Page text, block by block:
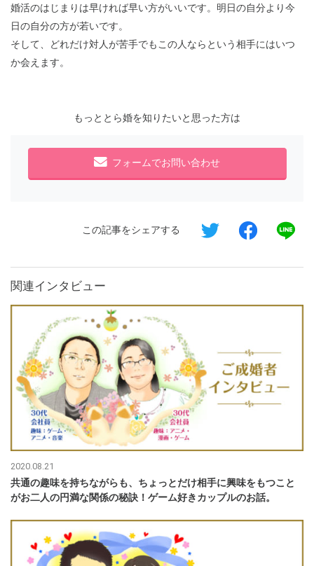
婚活のはじまりは早ければ早い方がいいです。明日の自分より今
日の自分の方が若いです。
そして、どれだけ対人が苦手でもこの人ならという相手にはいつ
か会えます。
もっととら婚を知りたいと思った方は
フォームでお問い合わせ
この記事をシェアする
関連インタビュー
2020.08.21
共通の趣味を持ちながらも、ちょっとだけ相手に興味をもつこと
がお二人の円満な関係の秘訣！ゲーム好きカップルのお話。